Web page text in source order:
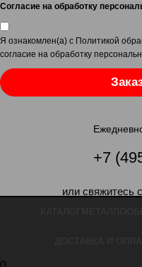
Согласие на обработку
Я ознакомлен(а) с Политикой
согласие на обработку
+7
или свяжитесь